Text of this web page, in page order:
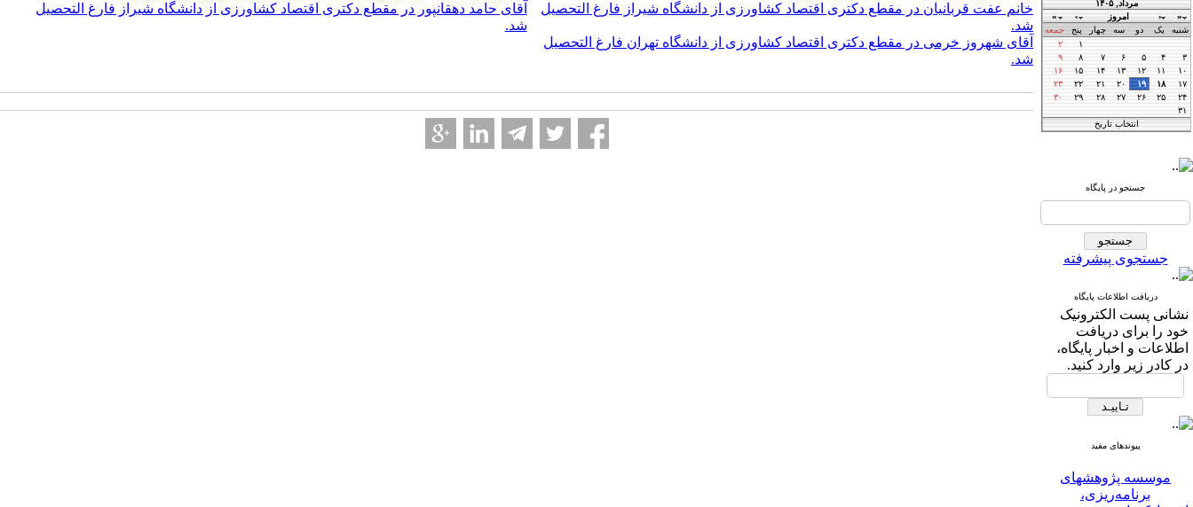
فصلنامه
اقتصاد کشاورزی
فصلنامه
Agricultural
Economics
he International Journal of
Agricultural Managment
and Development
IJAMAD
جستجو در پایگاه
جستجوی پیشرفته
دریافت اطلاعات پایگاه
نشانی پست الکترونیک
خود را برای دریافت
اطلاعات و اخبار پایگاه،
در کادر زیر وارد کنید.
پیوندهای مفید
موسسه پژوهشهای
برنامه‌ریزی،
اقتصاد‌کشاورزی و توسعه
خانم عفت قربانیان در مقطع دکتری اقتصاد کشاورزی از دانشگاه شیراز فارغ التحصیل
شد.
آقای حامد دهقانپور در مقطع دکتری اقتصاد کشاورزی از دانشگاه شیراز فارغ التحصیل
شد.
آقای شهروز خرمی در مقطع دکتری اقتصاد کشاورزی از دانشگاه تهران فارغ التحصیل
شد.